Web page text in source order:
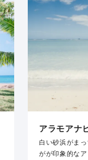
アラモアナ
白い砂浜がま
がが印象的な